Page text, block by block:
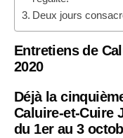
Deux jours
Entretiens de
2020
Déjà la
Caluire-et-Cuire
du 1er au 3